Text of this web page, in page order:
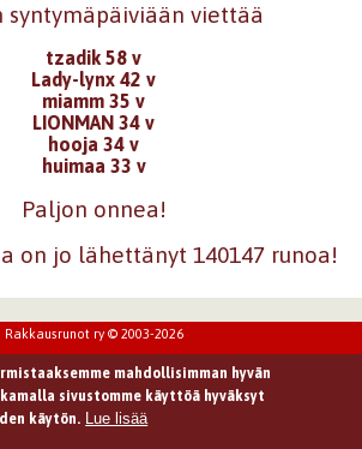
syntymäpäiviään viettää
tzadik 58 v
Lady-lynx 42 v
miamm 35 v
LIONMAN 34 v
hooja 34 v
huimaa 33 v
Paljon onnea!
on jo lähettänyt 140147 runoa!
Rakkausrunot ry © 2003-2026
mahdollisimman hyvän
sivustomme käyttöä hyväksyt
käytön. Lue lisää